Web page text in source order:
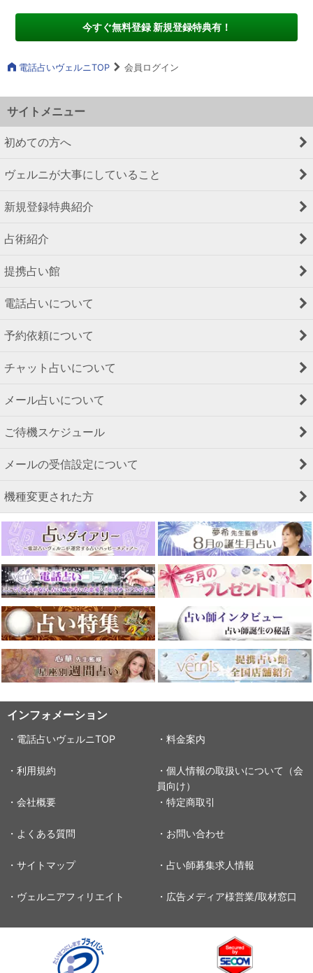
今すぐ無料登録 新規登録特典有！
電話占いヴェルニTOP 会員ログイン
サイトメニュー
初めての方へ
ヴェルニが大事にしていること
新規登録特典紹介
占術紹介
提携占い館
電話占いについて
予約依頼について
チャット占いについて
メール占いについて
ご待機スケジュール
メールの受信設定について
機種変更された方
インフォメーション
・電話占いヴェルニTOP ・料金案内
・利用規約
・個人情報の取扱いについて（会
員向け）
・会社概要
・特定商取引
・よくある質問 ・お問い合わせ
・サイトマップ ・占い師募集求人情報
・ヴェルニアフィリエイト ・広告メディア様営業/取材窓口